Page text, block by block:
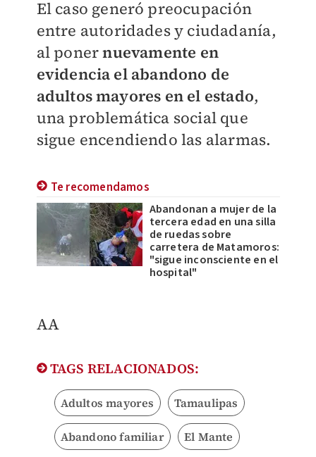
El caso generó preocupación
entre autoridades y ciudadanía,
al ponernuevamente en
evidencia el abandono de
adultos mayores en el estado,
una problemática social que
sigue encendiendo las alarmas.
Te recomendamos
Abandonan a mujer de la
tercera edad en una silla
de ruedas sobre
carretera de Matamoros:
"sigue inconsciente en el
hospital"
AA
TAGS RELACIONADOS:
Adultos mayores Tamaulipas
Abandono familiar El Mante